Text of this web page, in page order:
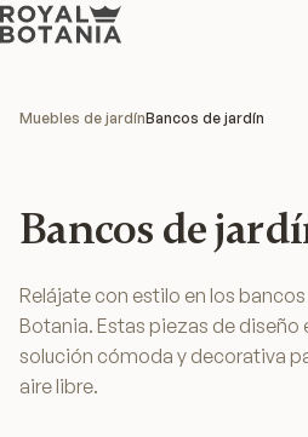
Muebles de jardínBancos de jardín
Bancos de
Relájate con estilo en los
Botania. Estas piezas de diseño
solución cómoda y decorativa
aire libre.